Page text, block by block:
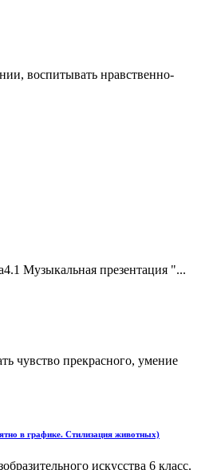
воспитывать нравственно-
Музыкальная презентация "...
чувство прекрасного, умение
в графике. Стилизация животных)
искусства 6 класс.